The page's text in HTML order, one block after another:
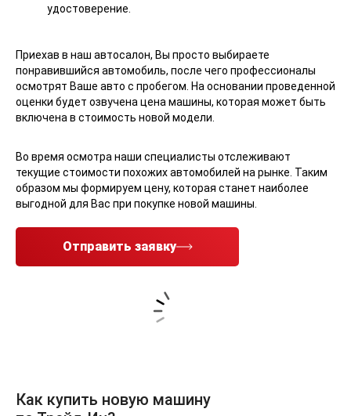
удостоверение.
Приехав в наш автосалон, Вы просто выбираете
понравившийся автомобиль, после чего профессионалы
осмотрят Ваше авто с пробегом. На основании проведенной
оценки будет озвучена цена машины, которая может быть
включена в стоимость новой модели.
Во время осмотра наши специалисты отслеживают
текущие стоимости похожих автомобилей на рынке. Таким
образом мы формируем цену, которая станет наиболее
выгодной для Вас при покупке новой машины.
Отправить заявку